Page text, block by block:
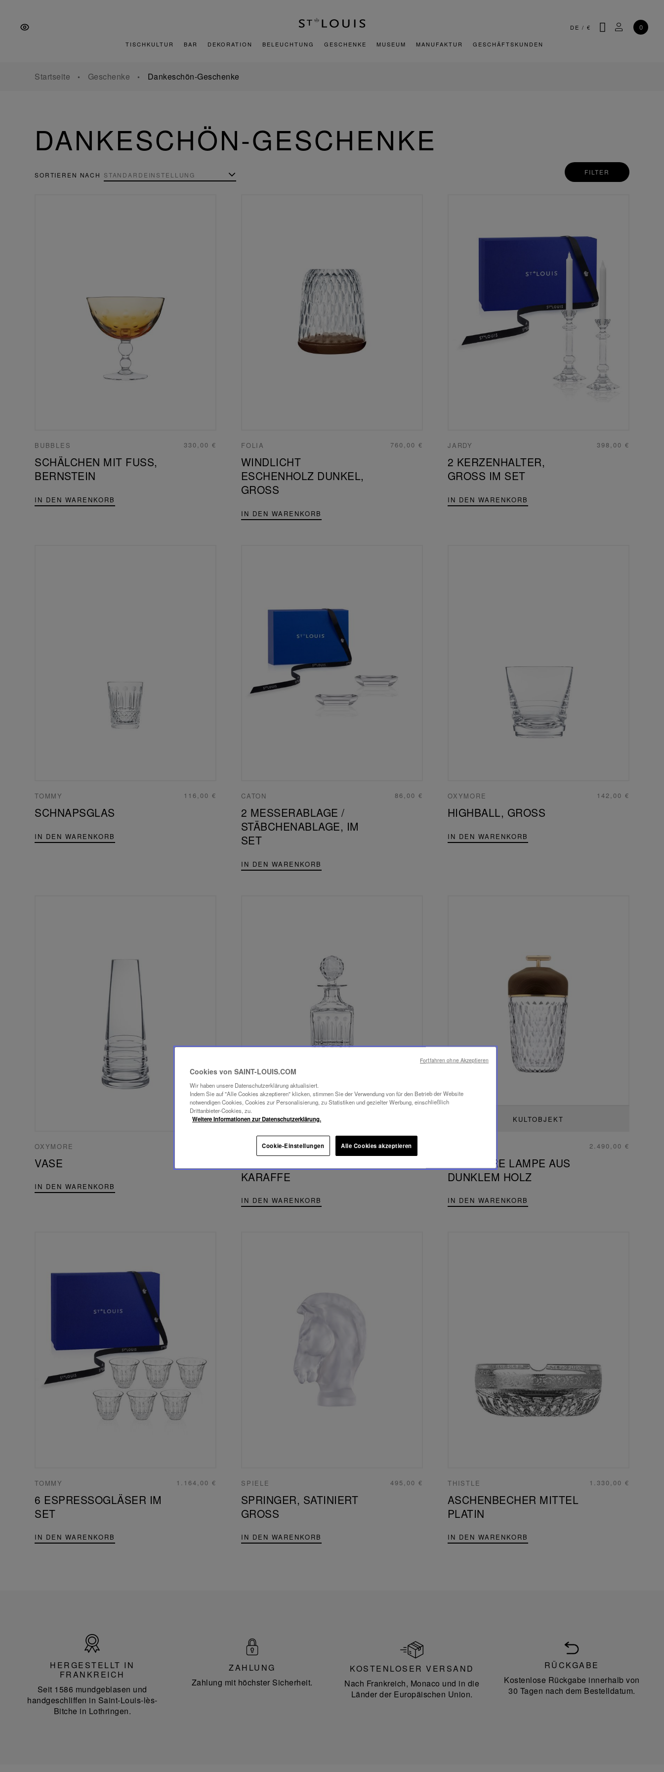
springen
springen
springen
DE / € SUCHEMEIN
0
TISCHKULTUR BAR DEKORATION BELEUCHTUNG GESCHENKE MUSEUM MANUFAKTUR GESCHÄFTSKUNDEN
Startseite Geschenke Dankeschön-Geschenke
DANKESCHÖN-GESCHENKE
FILTER
SORTIEREN NACH
BUBBLES
SCHÄLCHEN MIT FUSS,
BERNSTEIN
330,00 €
IN DEN WARENKORB
FOLIA
WINDLICHT
ESCHENHOLZ DUNKEL,
GROSS
760,00 €
IN DEN WARENKORB
JARDY
2 KERZENHALTER,
GROSS IM SET
398,00 €
IN DEN WARENKORB
TOMMY
SCHNAPSGLAS
116,00 €
IN DEN WARENKORB
CATON
2 MESSERABLAGE /
STÄBCHENABLAGE, IM
SET
86,00 €
IN DEN WARENKORB
OXYMORE
HIGHBALL, GROSS
142,00 €
IN DEN WARENKORB
OXYMORE
VASE
IN DEN WARENKORB
TOMMY
KARAFFE
855,00 €
IN DEN WARENKORB
KULTOBJEKT
TRAGBARE LAMPE AUS
DUNKLEM HOLZ
2.490,00 €
IN DEN WARENKORB
TOMMY
6 ESPRESSOGLÄSER IM
SET
1.164,00 €
IN DEN WARENKORB
SPIELE
SPRINGER, SATINIERT
GROSS
495,00 €
IN DEN WARENKORB
THISTLE
ASCHENBECHER MITTEL
PLATIN
1.330,00 €
IN DEN WARENKORB
Frankreich
HERGESTELLT IN
FRANKREICH
Seit 1586 mundgeblasen und
handgeschliffen in Saint-Louis-lès-
Bitche in Lothringen.
ZAHLUNG
Zahlung mit höchster Sicherheit.
KOSTENLOSER VERSAND
Nach Frankreich, Monaco und in die
Länder der Europäischen Union.
RÜCKGABE
Kostenlose Rückgabe innerhalb von
30 Tagen nach dem Bestelldatum.
Cookies von SAINT-LOUIS.COM
Wir haben unsere Datenschutzerklärung aktualisiert.
Indem Sie auf "Alle Cookies akzeptieren" klicken, stimmen Sie der Verwendung von für den Betrieb der Website
notwendigen Cookies, Cookies zur Personalisierung, zu Statistiken und gezielter Werbung, einschließlich
Drittanbieter-Cookies, zu.
Weitere Informationen zur Datenschutzerklärung.
Cookie-Einstellungen Alle Cookies akzeptieren
Fortfahren ohne Akzeptieren